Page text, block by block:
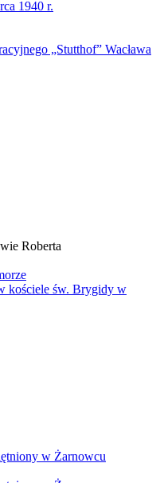
1940 r.
„Stutthof” Wacława
Roberta
kościele św. Brygidy w